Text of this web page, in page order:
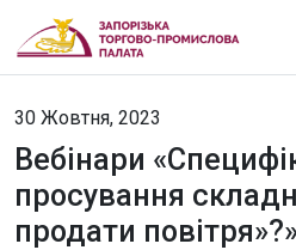
30 Жовтня, 2023
Вебінари
просування
продати